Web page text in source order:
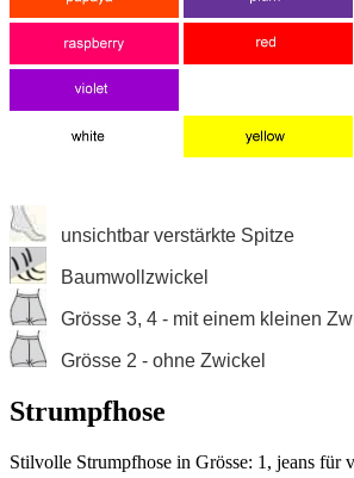
unsichtbar verstärkte Spitze
Baumwollzwickel
Grösse 3, 4 - mit einem kleinen
Grösse 2 - ohne Zwickel
Strumpfhose
Stilvolle Strumpfhose in Grösse: 1, jeans für